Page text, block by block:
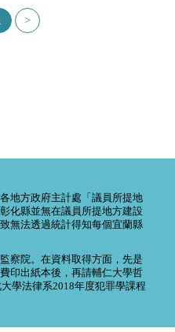
>
各地方政府主計處「議員所提地
化縣並無在議員所提地方建設
無法透過統計得知每個宜蘭縣
察院。在資料取得方面，先是
印出紙本後，再請輔仁大學哲
學法律系2018年度犯罪學課程